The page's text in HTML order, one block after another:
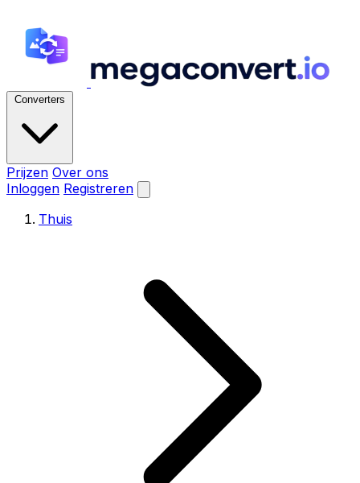
Converters
Prijzen Over ons
Inloggen Registreren
Thuis